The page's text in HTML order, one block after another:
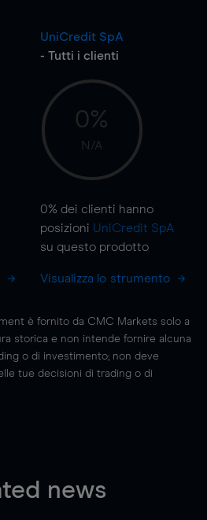
UniCredit SpA
- Tutti i clienti
0%
N/A
0% dei clienti hanno
posizioni UniCredit SpA
su questo prodotto
Visualizza lo strumento
è fornito da CMC Markets solo a
storica e non intende fornire alcuna
o di investimento; non deve
tue decisioni di trading o di
news